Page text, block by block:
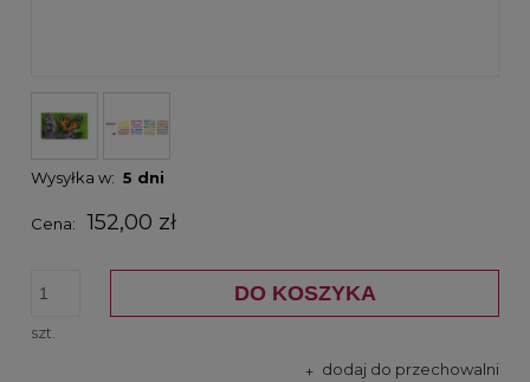
Wysyłka w: 5 dni
Cena: 152,00 zł
szt.
DO KOSZYKA
dodaj do przechowalni